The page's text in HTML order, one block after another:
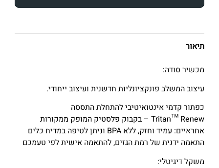
תיאור
מכשיר סודה:
עיצוב המשלב פונקציונליות חדשנית ועיצוב ייחודי.
כפתור קדמי אינטואיטיבי להתחלת התססה
Tritan™ Renew – בקבוק פלסטיק המופק ממקורות
אחראיים: עמיד וחזק, ללא BPA וניתן לטיפה במדיח כלים
התאמה ידנית של רמת הגזים, להתאמה אישית לפי טעמכם
משקל דיגיטלי: